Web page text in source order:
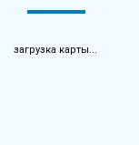
загрузка карты...